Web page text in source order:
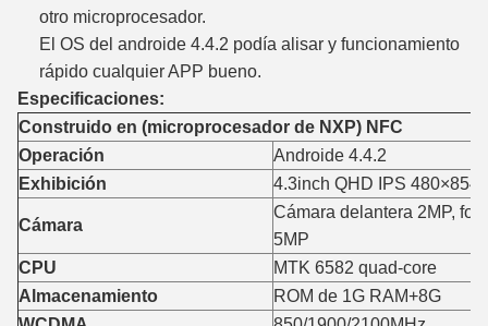
otro microprocesador.
El OS del androide 4.4.2 podía alisar y funcionamiento
rápido cualquier APP bueno.
Especificaciones:
Construido en (microprocesador de NXP) NFC
Operación
Androide 4.4.2
Exhibición
4.3inch QHD IPS 480×854
Cámara
Cámara delantera 2MP,
5MP
CPU
MTK 6582 quad-core
Almacenamiento
ROM de 1G RAM+8G